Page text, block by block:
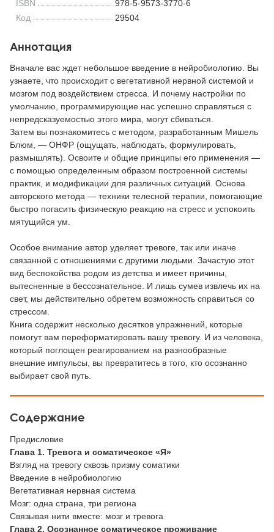
ISBN
978-5-9573-3770-6
Код
29504
Аннотация
Вначале вас ждет небольшое введение в нейробиологию. Вы
узнаете, что происходит с вегетативной нервной системой и
мозгом под воздействием стресса. И почему настройки по
умолчанию, программирующие нас успешно справляться с
непредсказуемостью этого мира, могут сбиваться.
Затем вы познакомитесь с методом, разработанным Мишель
Блюм, — ОНФР (ощущать, наблюдать, формулировать,
размышлять). Освоите и общие принципы его применения —
с помощью определенным образом построенной системы
практик, и модификации для различных ситуаций. Основа
авторского метода — техники телесной терапии, помогающие
быстро погасить физическую реакцию на стресс и успокоить
мятущийся ум.
Особое внимание автор уделяет тревоге, так или иначе
связанной с отношениями с другими людьми. Зачастую этот
вид беспокойства родом из детства и имеет причины,
вытесненные в бессознательное. И лишь сумев извлечь их на
свет, мы действительно обретем возможность справиться со
стрессом.
Книга содержит несколько десятков упражнений, которые
помогут вам переформатировать вашу тревогу. И из человека,
который поглощен реагированием на разнообразные
внешние импульсы, вы превратитесь в того, кто осознанно
выбирает свой путь.
Содержание
Предисловие
Глава 1. Тревога и соматическое «Я»
Взгляд на тревогу сквозь призму соматики
Введение в нейробиологию
Вегетативная нервная система
Мозг: одна страна, три региона
Связывая нити вместе: мозг и тревога
Глава 2. Осознанное соматическое проживание